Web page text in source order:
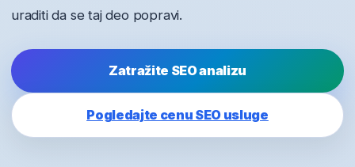
uraditi da se taj deo popravi.
Zatražite SEO analizu
Pogledajte cenu SEO usluge